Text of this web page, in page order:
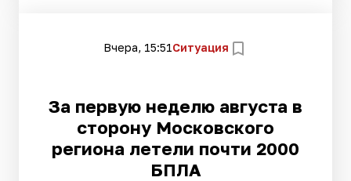
Вчера, 15:51Ситуация
За первую неделю августа в
сторону Московского
региона летели почти 2000
БПЛА